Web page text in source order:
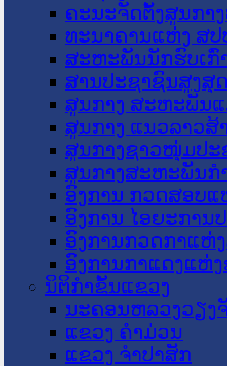
ຄະນະຈັດຕັ້ງສູນກາ
ທະນາຄານແຫ່ງ ສປ
ສະຫະພັນນັກຮົບເກົ່
ສານປະຊາຊົນສູງສຸ
ສູນກາງ ສະຫະພັນ
ສູນກາງ ແນວລາວສ້
ສູນກາງຊາວໜຸ່ມປະ
ສູນກາງສະຫະພັນກ
ອົງການ ກວດສອບແ
ອົງການ ໄອຍະການ
ອົງການກວດກາແຫ່
ອົງການກາແດງແຫ່
ນິຕິກໍາຂັ້ນແຂວງ
ນະ​ຄອນ​ຫລວງວຽງ
ແຂວງ ຄໍາມ່ວນ
ແຂວງ ຈໍາປາສັກ